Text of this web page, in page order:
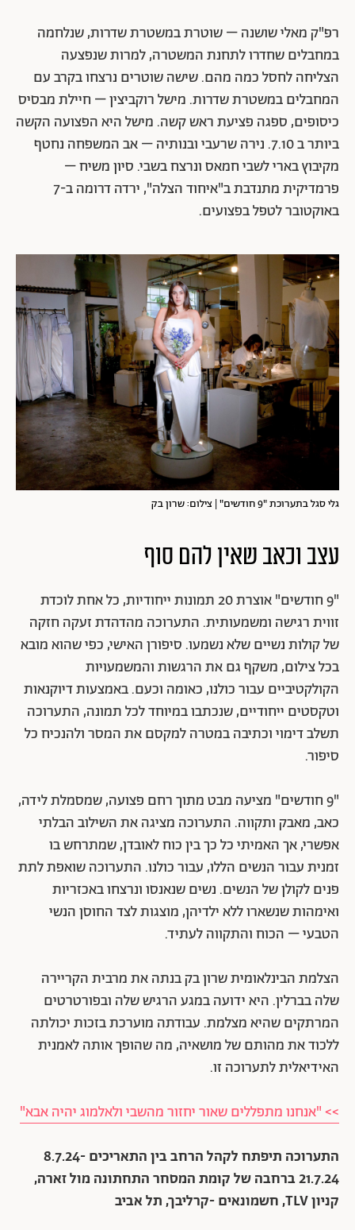
רפ"ק מאלי שושנה – שוטרת במשטרת שדרות, שנלחמה
במחבלים שחדרו לתחנת המשטרה, למרות שנפצעה
הצליחה לחסל כמה מהם. שישה שוטרים נרצחו בקרב עם
המחבלים במשטרת שדרות. מישל רוקביצין – חיילת מבסיס
כיסופים, ספגה פציעת ראש קשה. מישל היא הפצועה הקשה
ביותר ב 7.10. נירה שרעבי ובנותיה – אב המשפחה נחטף
מקיבוץ בארי לשבי חמאס ונרצח בשבי. סיון משיח –
פרמדיקית מתנדבת ב"איחוד הצלה", ירדה דרומה ב-7
באוקטובר לטפל בפצועים.
גלי סגל בתערוכת "9 חודשים" | צילום: שרון בק
עצב וכאב שאין להם סוף
"9 חודשים" אוצרת 20 תמונות ייחודיות, כל אחת לוכדת
זווית רגישה ומשמעותית. התערוכה מהדהדת זעקה חזקה
של קולות נשיים שלא נשמעו. סיפורן האישי, כפי שהוא מובא
בכל צילום, משקף גם את הרגשות והמשמעויות
הקולקטיביים עבור כולנו, כאומה וכעם. באמצעות דיוקנאות
וטקסטים ייחודיים, שנכתבו במיוחד לכל תמונה, התערוכה
תשלב דימוי וכתיבה במטרה למקסם את המסר ולהנכיח כל
סיפור.
"9 חודשים" מציעה מבט מתוך רחם פצועה, שמסמלת לידה,
כאב, מאבק ותקווה. התערוכה מציגה את השילוב הבלתי
אפשרי, אך האמיתי כל כך בין כוח לאובדן, שמתרחש בו
זמנית עבור הנשים הללו, עבור כולנו. התערוכה שואפת לתת
פנים לקולן של הנשים. נשים שנאנסו ונרצחו באכזריות
ואימהות שנשארו ללא ילדיהן, מוצגות לצד החוסן הנשי
הטבעי – הכוח והתקווה לעתיד.
הצלמת הבינלאומית שרון בק בנתה את מרבית הקריירה
שלה בברלין. היא ידועה במגע הרגיש שלה ובפורטרטים
המרתקים שהיא מצלמת. עבודתה מוערכת בזכות יכולתה
ללכוד את מהותם של מושאיה, מה שהופך אותה לאמנית
האידיאלית לתערוכה זו.
>> "אנחנו מתפללים שאור יחזור מהשבי ולאלמוג יהיה אבא"
התערוכה תיפתח לקהל הרחב בין התאריכים 8.7.24-
21.7.24 ברחבה של קומת המסחר התחתונה מול זארה,
קניון TLV, חשמונאים -קרליבך, תל אביב